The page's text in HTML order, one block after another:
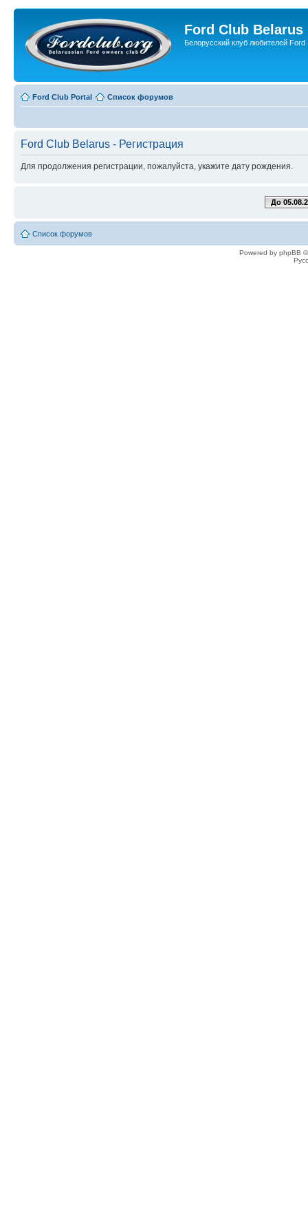
Ford Club Belarus
Белорусский клуб любителей Ford
Ford Club Portal Список форумов
Ford Club Belarus - Регистрация
Для продолжения регистрации, пожалуйста, укажите дату рождения.
До
Список форумов
Powered by phpBB